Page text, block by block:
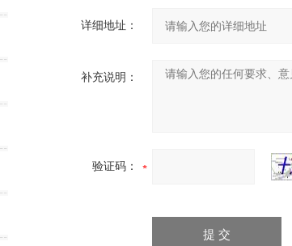
详细地址：
补充说明：
验证码：